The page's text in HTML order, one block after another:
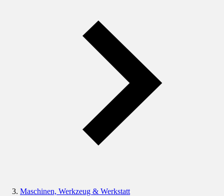
Maschinen, Werkzeug & Werkstatt